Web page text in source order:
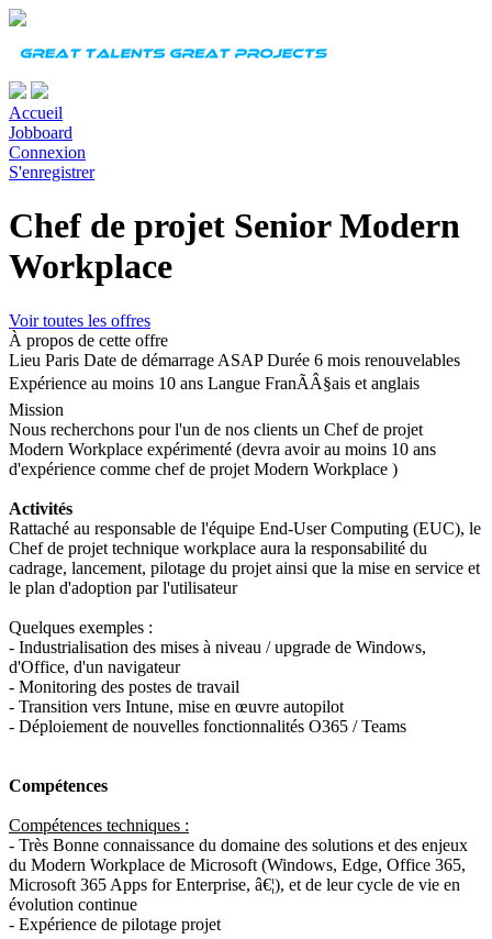
Accueil
Jobboard
Connexion
S'enregistrer
Chef de projet Senior Modern
Workplace
Voir toutes les offres
À propos de cette offre
Lieu Paris Date de démarrage ASAPDurée 6 mois renouvelables
Expérience au moins 10 ans Langue FranÃÂ§ais et anglais
Mission
Nous recherchons pour l'un de nos clients un Chef de projet
Modern Workplace expérimenté (devra avoir au moins 10 ans
d'expérience comme chef de projet Modern Workplace )
Activités
Rattaché au responsable de l'équipe End-User Computing (EUC), le
Chef de projet technique workplace aura la responsabilité du
cadrage, lancement, pilotage du projet ainsi que la mise en service et
le plan d'adoption par l'utilisateur
Quelques exemples :
- Industrialisation des mises à niveau / upgrade de Windows,
d'Office, d'un navigateur
- Monitoring des postes de travail
- Transition vers Intune, mise en œuvre autopilot
- Déploiement de nouvelles fonctionnalités O365 / Teams
Compétences
Compétences techniques :
- Très Bonne connaissance du domaine des solutions et des enjeux
du Modern Workplace de Microsoft (Windows, Edge, Office 365,
Microsoft 365 Apps for Enterprise, â€¦), et de leur cycle de vie en
évolution continue
- Expérience de pilotage projet